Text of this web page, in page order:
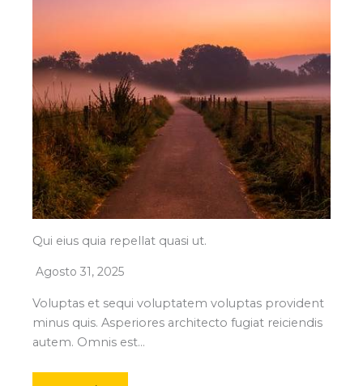
Qui eius quia repellat quasi ut.
Agosto 31, 2025
Voluptas et sequi voluptatem voluptas provident
minus quis. Asperiores architecto fugiat reiciendis
autem. Omnis est…